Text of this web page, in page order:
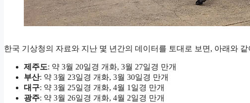
한국 기상청의 자료와 지난 몇 년간의 데이터를 토대로 보면, 아래와
제주도: 약 3월 20일경 개화, 3월 27일경 만개
부산: 약 3월 23일경 개화, 3월 30일경 만개
대구: 약 3월 25일경 개화, 4월 1일경 만개
광주: 약 3월 26일경 개화, 4월 2일경 만개